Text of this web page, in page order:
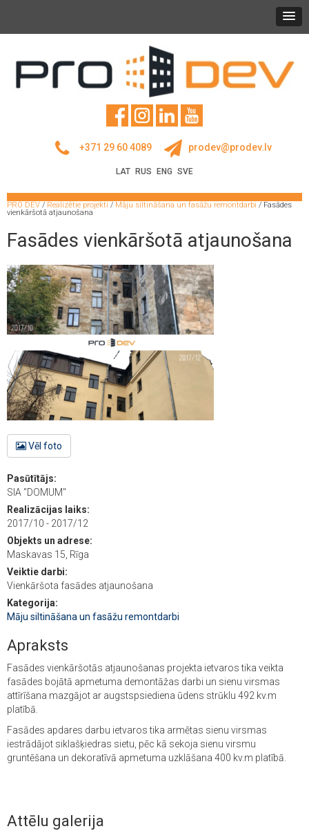
+371 29 60 4089 prodev@prodev.lv
LAT RUS ENG SVE
PRO DEV / Realizētie projekti / Māju siltināšana un fasāžu remontdarbi / Fasādes
vienkāršotā atjaunošana
Fasādes vienkāršotā atjaunošana
Vēl foto
Pasūtītājs:
SIA "DOMUM"
Realizācijas laiks:
2017/10 - 2017/12
Objekts un adrese:
Maskavas 15, Rīga
Veiktie darbi:
Vienkāršota fasādes atjaunošana
Kategorija:
Māju siltināšana un fasāžu remontdarbi
Apraksts
Fasādes vienkāršotās atjaunošanas projekta ietvaros tika veikta
fasādes bojātā apmetuma demontāžas darbi un sienu virsmas
attīrīšana mazgājot ar augstspsiediena ūdens strūklu 492 kv.m
platībā.
Fasādes apdares darbu ietvaros tika armētas sienu virsmas
iestrādājot siklašķiedras sietu, pēc kā sekoja sienu virsmu
gruntēšana un dekoratīvā apmetuma uzklāšana 400 kv.m platībā.
Attēlu galerija